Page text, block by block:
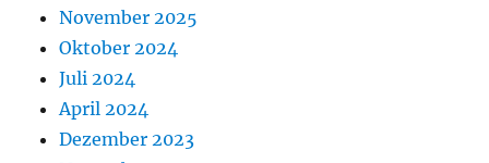
November 2025
Oktober 2024
Juli 2024
April 2024
Dezember 2023